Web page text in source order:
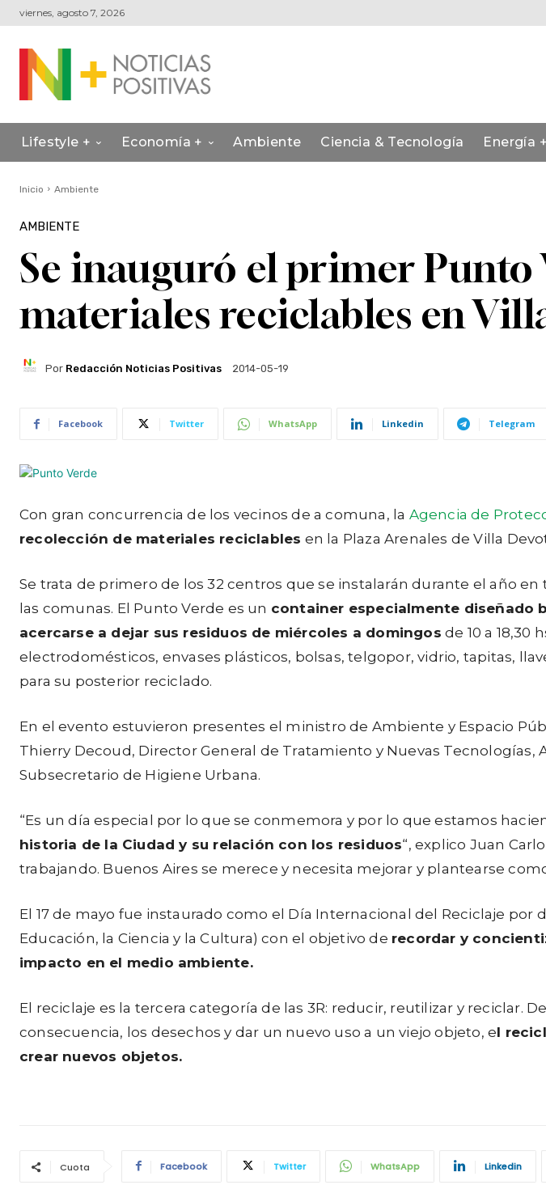
viernes, agosto 7, 2026
Lifestyle + Economía + Ambiente Ciencia & Tecnología Energía +
Inicio Ambiente
AMBIENTE
Se inauguró el primer Punto
materiales reciclables en
Por Redacción Noticias Positivas 2014-05-19
Facebook Twitter WhatsApp Linkedin Telegram
Con gran concurrencia de los vecinos de a comuna, la Agencia de
recolección de materiales reciclables en la Plaza Arenales de Villa
Se trata de primero de los 32 centros que se instalarán durante el año
las comunas. El Punto Verde es un container especialmente diseñado
acercarse a dejar sus residuos de miércoles a domingos de 10 a
electrodomésticos, envases plásticos, bolsas, telgopor, vidrio, tapitas,
para su posterior reciclado.
En el evento estuvieron presentes el ministro de Ambiente y Espacio
Thierry Decoud, Director General de Tratamiento y Nuevas
Subsecretario de Higiene Urbana.
“Es un día especial por lo que se conmemora y por lo que estamos
historia de la Ciudad y su relación con los residuos“, explico Juan
trabajando. Buenos Aires se merece y necesita mejorar y plantearse
El 17 de mayo fue instaurado como el Día Internacional del Reciclaje por
Educación, la Ciencia y la Cultura) con el objetivo de recordar y
impacto en el medio ambiente.
El reciclaje es la tercera categoría de las 3R: reducir, reutilizar y reciclar.
consecuencia, los desechos y dar un nuevo uso a un viejo objeto, el
crear nuevos objetos.
Cuota Facebook Twitter WhatsApp Linkedin